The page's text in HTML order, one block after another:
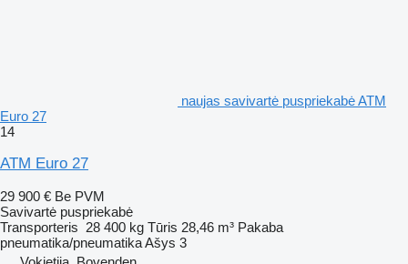
naujas savivartė puspriekabė ATM
Euro 27
14
ATM Euro 27
29 900 € Be PVM
Savivartė puspriekabė
Transporteris 28 400 kg Tūris 28,46 m³ Pakaba
pneumatika/pneumatikaAšys 3